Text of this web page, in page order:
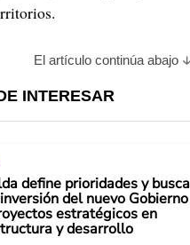
El artículo continúa abajo
INTERESAR
define prioridades y busca
del nuevo Gobierno
estratégicos en
y desarrollo